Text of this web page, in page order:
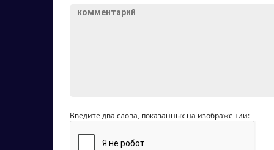
Введите два слова, показанных на изображении: